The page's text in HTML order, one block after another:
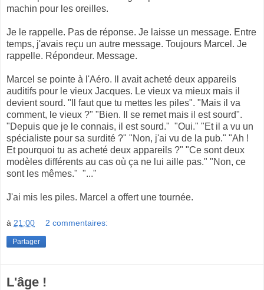
machin pour les oreilles.
Je le rappelle. Pas de réponse. Je laisse un message. Entre
temps, j'avais reçu un autre message. Toujours Marcel. Je
rappelle. Répondeur. Message.
Marcel se pointe à l'Aéro. Il avait acheté deux appareils
auditifs pour le vieux Jacques. Le vieux va mieux mais il
devient sourd. "Il faut que tu mettes les piles". "Mais il va
comment, le vieux ?" "Bien. Il se remet mais il est sourd".
"Depuis que je le connais, il est sourd." "Oui." "Et il a vu un
spécialiste pour sa surdité ?" "Non, j'ai vu de la pub." "Ah !
Et pourquoi tu as acheté deux appareils ?" "Ce sont deux
modèles différents au cas où ça ne lui aille pas." "Non, ce
sont les mêmes." "..."
J'ai mis les piles. Marcel a offert une tournée.
à 21:00 2 commentaires:
Partager
L'âge !